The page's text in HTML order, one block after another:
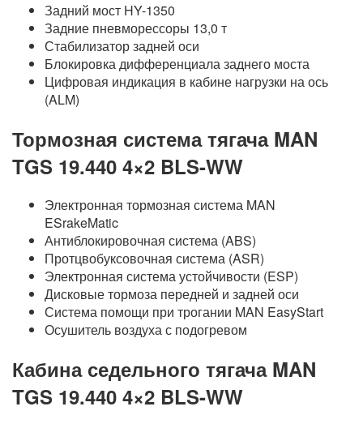
Задний мост HY-1350
Задние пневморессоры 13,0 т
Стабилизатор задней оси
Блокировка дифференциала заднего моста
Цифровая индикация в кабине нагрузки на ось
(ALM)
Тормозная система тягача MAN
TGS 19.440 4×2 BLS-WW
Электронная тормозная система MAN
ESrakeMatic
Антиблокировочная система (ABS)
Протцвобуксовочная система (ASR)
Электронная система устойчивости (ESP)
Дисковые тормоза передней и задней оси
Система помощи при трогании MAN EasyStart
Осушитель воздуха с подогревом
Кабина седельного тягача MAN
TGS 19.440 4×2 BLS-WW